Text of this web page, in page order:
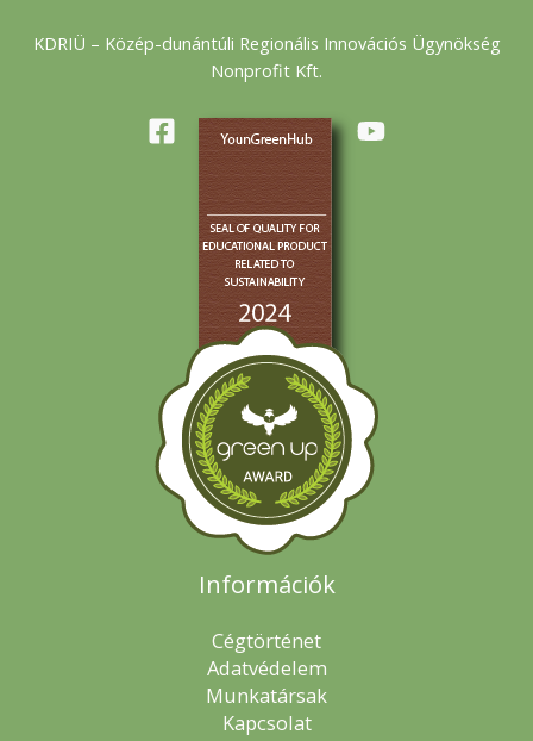
KDRIÜ – Közép-dunántúli Regionális Innovációs Ügynökség
Nonprofit Kft.
Információk
Cégtörténet
Adatvédelem
Munkatársak
Kapcsolat